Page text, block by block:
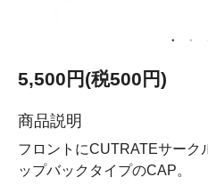
5,500円(税500円)
商品説明
フロントにCUTRATEサーク
ップバックタイプのCAP。